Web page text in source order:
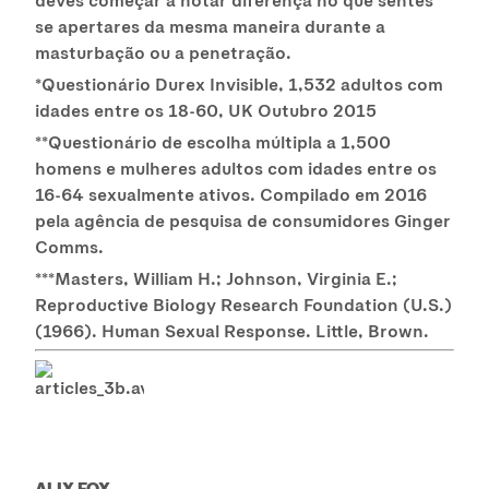
se apertares da mesma maneira durante a
masturbação ou a penetração.
*Questionário Durex Invisible, 1,532 adultos com
idades entre os 18-60, UK Outubro 2015
**Questionário de escolha múltipla a 1,500
homens e mulheres adultos com idades entre os
16-64 sexualmente ativos. Compilado em 2016
pela agência de pesquisa de consumidores Ginger
Comms.
***Masters, William H.; Johnson, Virginia E.;
Reproductive Biology Research Foundation (U.S.)
(1966). Human Sexual Response. Little, Brown.